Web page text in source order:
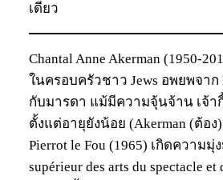
เดียว
Chantal Anne Akerman (1950-
ในครอบครัวชาว Jews อพยพจา
กับมารดา แม้มีความจุ้นจ้าน เจ้า
ตั้งแต่อายุยังน้อย (Akerman (ต้
Pierrot le Fou (1965) เกิดความ
supérieur des arts du spectacle